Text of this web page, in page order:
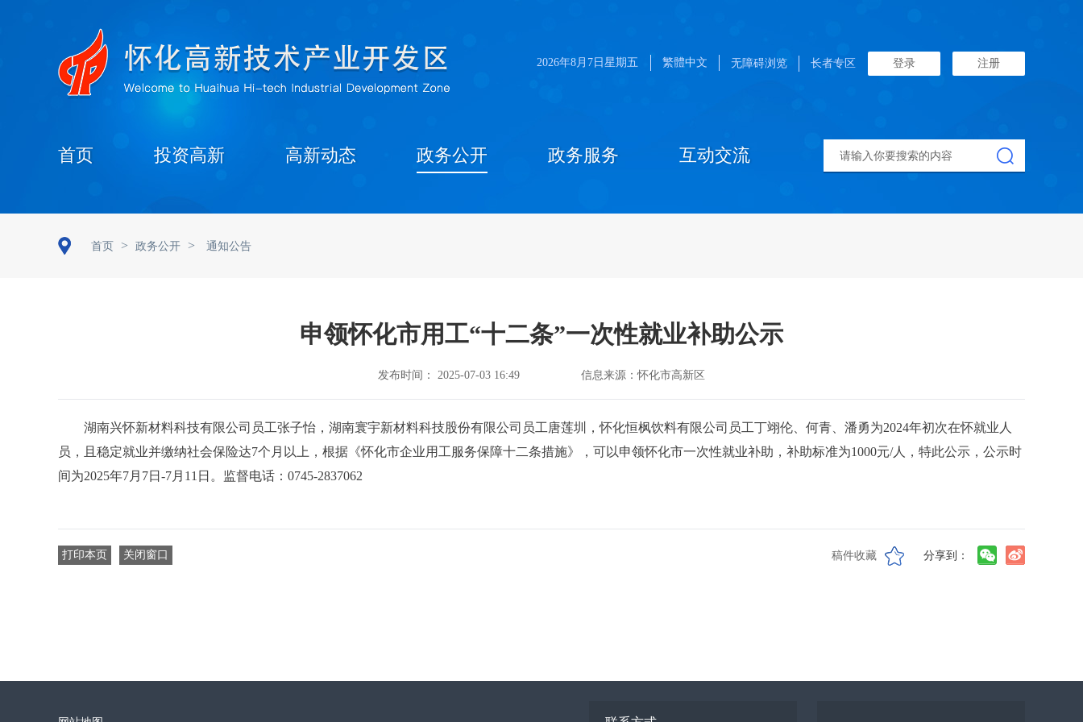
2026年8月7日星期五 繁體中文 无障碍浏览 长者专区 登录 注册
首页 投资高新 高新动态 政务公开 政务服务 互动交流
首页 > 政务公开 > 通知公告
申领怀化市用工“十二条”一次性就业补助公示
发布时间： 2025-07-03 16:49 信息来源：怀化市高新区
湖南兴怀新材料科技有限公司员工张子怡，湖南寰宇新材料科技股份有限公司员工唐莲圳，怀化恒枫饮料有限公司员工丁翊伦、何青、潘勇为2024年初次在怀就业人
员，且稳定就业并缴纳社会保险达7个月以上，根据《怀化市企业用工服务保障十二条措施》，可以申领怀化市一次性就业补助，补助标准为1000元/人，特此公示，公示时
间为2025年7月7日-7月11日。监督电话：0745-2837062
打印本页 关闭窗口 稿件收藏 分享到：